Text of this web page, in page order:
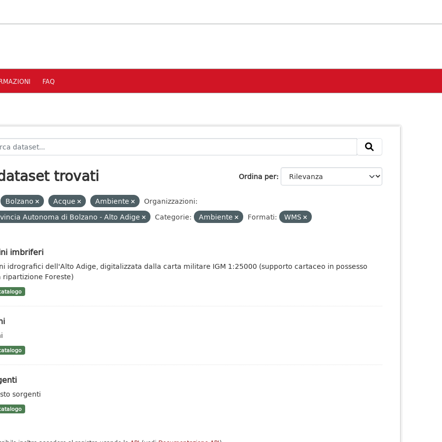
FAQ
Ordina per
trovati
Bolzano Acque Ambiente
Organizzazioni:
Autonoma di Bolzano - Alto Adige
Categorie: Ambiente Formati: WMS
imbriferi
idrografici dell'Alto Adige, digitalizzata dalla carta militare IGM 1:25000 (supporto cartaceo in possesso
ripartizione Foreste)
sorgenti